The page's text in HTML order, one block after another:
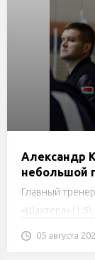
Александр
небольшой
скажем
задумаются
Главный
«Шахтера» (1:5).
05 августа